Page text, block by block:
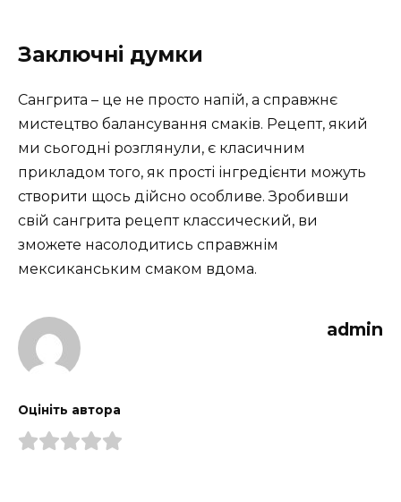
Заключні думки
Сангрита – це не просто напій, а справжнє
мистецтво балансування смаків. Рецепт, який
ми сьогодні розглянули, є класичним
прикладом того, як прості інгредієнти можуть
створити щось дійсно особливе. Зробивши
свій сангрита рецепт классический, ви
зможете насолодитись справжнім
мексиканським смаком вдома.
admin
Оцініть автора